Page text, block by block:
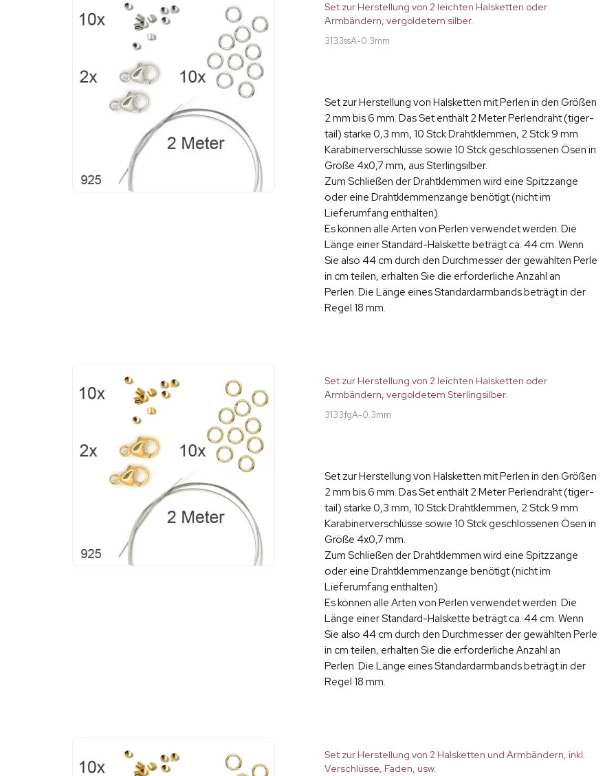
Set zur Herstellung von 2 leichten Halsketten oder
Armbändern, vergoldetem silber.
3133ssA-0.3mm
Set zur Herstellung von Halsketten mit Perlen in den Größen
2 mm bis 6 mm. Das Set enthält 2 Meter Perlendraht (tiger-
tail) starke 0,3 mm, 10 Stck Drahtklemmen, 2 Stck 9 mm
Karabinerverschlüsse sowie 10 Stck geschlossenen Ösen in
Größe 4x0,7 mm, aus Sterlingsilber.
Zum Schließen der Drahtklemmen wird eine Spitzzange
oder eine Drahtklemmenzange benötigt (nicht im
Lieferumfang enthalten).
Es können alle Arten von Perlen verwendet werden. Die
Länge einer Standard-Halskette beträgt ca. 44 cm. Wenn
Sie also 44 cm durch den Durchmesser der gewählten Perle
in cm teilen, erhalten Sie die erforderliche Anzahl an
Perlen. Die Länge eines Standardarmbands beträgt in der
Regel 18 mm.
Set zur Herstellung von 2 leichten Halsketten oder
Armbändern, vergoldetem Sterlingsilber.
3133fgA-0.3mm
Set zur Herstellung von Halsketten mit Perlen in den Größen
2 mm bis 6 mm. Das Set enthält 2 Meter Perlendraht (tiger-
tail) starke 0,3 mm, 10 Stck Drahtklemmen, 2 Stck 9 mm
Karabinerverschlüsse sowie 10 Stck geschlossenen Ösen in
Größe 4x0,7 mm.
Zum Schließen der Drahtklemmen wird eine Spitzzange
oder eine Drahtklemmenzange benötigt (nicht im
Lieferumfang enthalten).
Es können alle Arten von Perlen verwendet werden. Die
Länge einer Standard-Halskette beträgt ca. 44 cm. Wenn
Sie also 44 cm durch den Durchmesser der gewählten Perle
in cm teilen, erhalten Sie die erforderliche Anzahl an
Perlen. Die Länge eines Standardarmbands beträgt in der
Regel 18 mm.
Set zur Herstellung von 2 Halsketten und Armbändern, inkl.
Verschlüsse, Faden, usw.